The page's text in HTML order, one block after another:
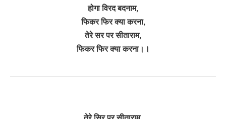
होगा विरद बदनाम,
फिकर फिर क्या करना,
तेरे सर पर सीताराम,
फिकर फिर क्या करना।।